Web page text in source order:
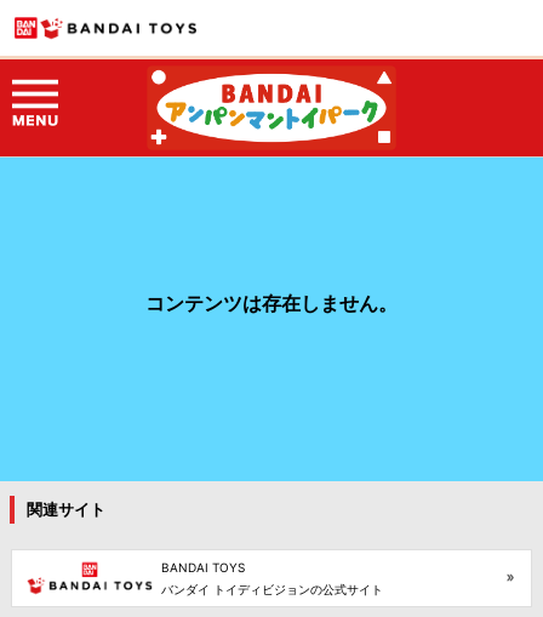
コンテンツは存在しません。
関連サイト
BANDAI TOYS
バンダイ トイディビジョンの公式サイト